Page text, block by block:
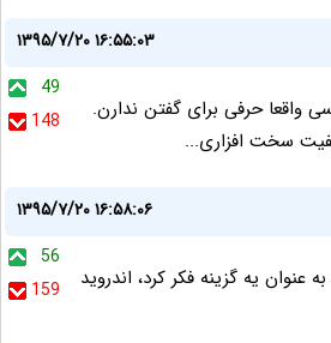
۱۳۹۵/۷/۲۰ ۱۶:۵۵:۰۳
49
148
حرفی برای گفتن ندارن.
سخت افزاری...
۱۳۹۵/۷/۲۰ ۱۶:۵۸:۰۶
56
159
به عنوان یه گزینه فکر کرد، اندروید